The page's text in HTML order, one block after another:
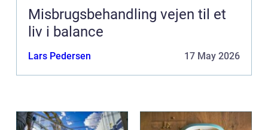
Misbrugsbehandling vejen til et
liv i balance
Lars Pedersen 17 May 2026